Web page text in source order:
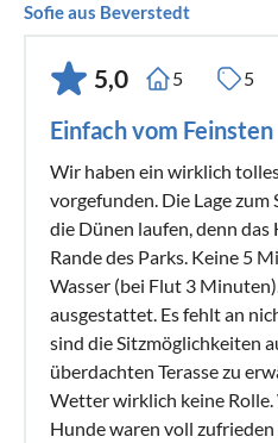
ein Bollerwagen, zwei Decken,
eine für Hunde
Ebenfalls ohne Aufpreis
ein Rausfallschutzgitter,
eine Stuhlsitzerhöhung zur
Sofie aus Beverstedt
5,0 5 5
Einfach vom Feinsten
Wir haben ein wirklich
vorgefunden. Die Lage
die Dünen laufen, denn das
Rande des Parks. Keine 5
Wasser (bei Flut 3
ausgestattet. Es fehlt an
sind die Sitzmöglichkeiten
überdachten Terasse zu
Wetter wirklich keine
Hunde waren voll